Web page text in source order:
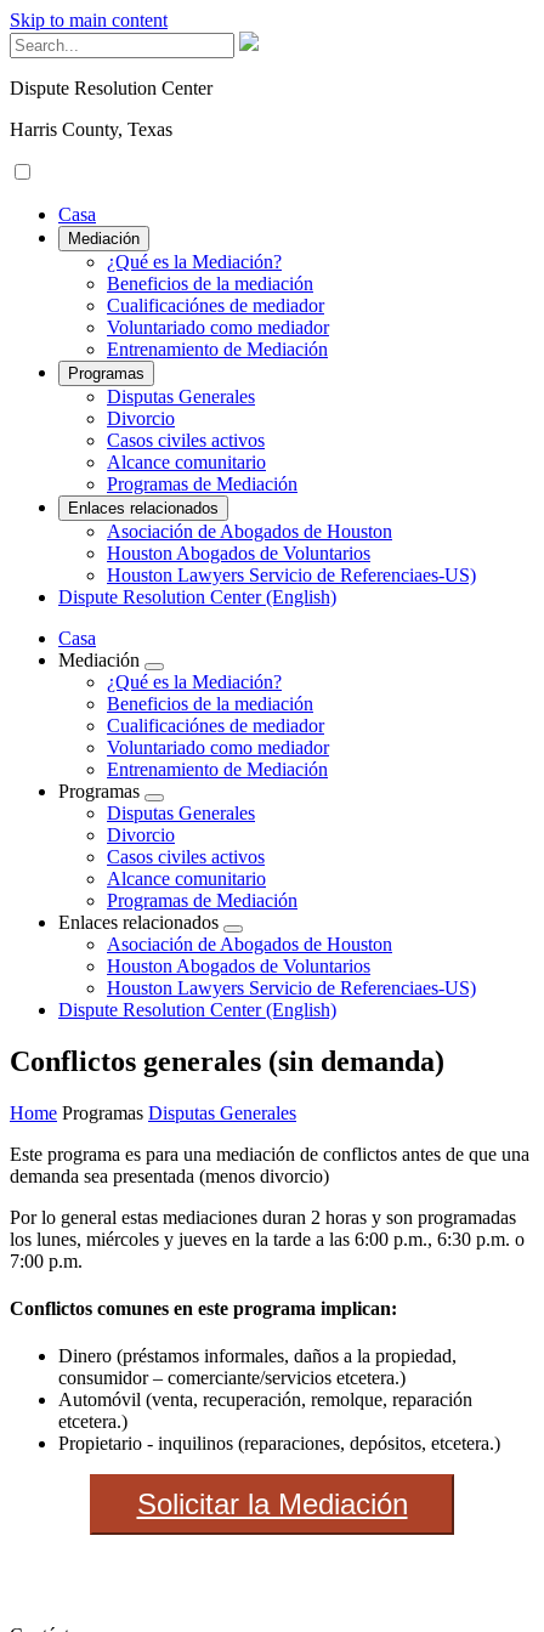
Skip to main content
Dispute Resolution Center
Harris County, Texas
Casa
Mediación
¿Qué es la Mediación?
Beneficios de la mediación
Cualificaciónes de mediador
Voluntariado como mediador
Entrenamiento de Mediación
Programas
Disputas Generales
Divorcio
Casos civiles activos
Alcance comunitario
Programas de Mediación
Enlaces relacionados
Asociación de Abogados de Houston
Houston Abogados de Voluntarios
Houston Lawyers Servicio de Referenciaes-US)
Dispute Resolution Center (English)
Casa
Mediación
¿Qué es la Mediación?
Beneficios de la mediación
Cualificaciónes de mediador
Voluntariado como mediador
Entrenamiento de Mediación
Programas
Disputas Generales
Divorcio
Casos civiles activos
Alcance comunitario
Programas de Mediación
Enlaces relacionados
Asociación de Abogados de Houston
Houston Abogados de Voluntarios
Houston Lawyers Servicio de Referenciaes-US)
Dispute Resolution Center (English)
Conflictos generales (sin demanda)
Home Programas Disputas Generales
Este programa es para una mediación de conflictos antes de que una
demanda sea presentada (menos divorcio)
Por lo general estas mediaciones duran 2 horas y son programadas
los lunes, miércoles y jueves en la tarde a las 6:00 p.m., 6:30 p.m. o
7:00 p.m.
Conflictos comunes en este programa implican:
Dinero (préstamos informales, daños a la propiedad,
consumidor – comerciante/servicios etcetera.)
Automóvil (venta, recuperación, remolque, reparación
etcetera.)
Propietario - inquilinos (reparaciones, depósitos, etcetera.)
Solicitar la Mediación